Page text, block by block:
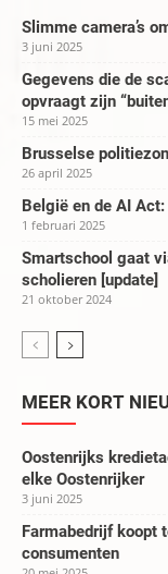
Slimme camera’s
3 juni 2025
Gegevens die de
opvraagt zijn
15 mei 2025
Brusselse
26 april 2025
België en de AI
1 februari 2025
Smartschool gaat
scholieren [update]
21 oktober 2024
MEER KORT
Oostenrijks
elke Oostenrijker
3 juni 2025
Farmabedrijf koopt
consumenten